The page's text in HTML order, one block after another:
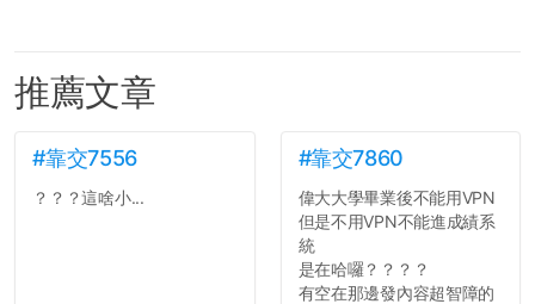
推薦文章
#靠交7556
？？？這啥小...
#靠交7860
偉大大學畢業後不能用VPN
但是不用VPN不能進成績系
統
是在哈囉？？？？
有空在那邊發內容超智障的